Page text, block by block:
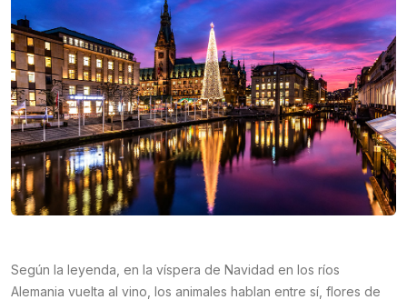
Según la leyenda, en la víspera de Navidad en los ríos
Alemania vuelta al vino, los animales hablan entre sí, flores de